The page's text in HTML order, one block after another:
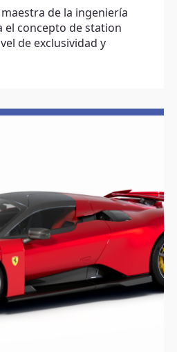
de la ingeniería
el concepto de station
de exclusividad y